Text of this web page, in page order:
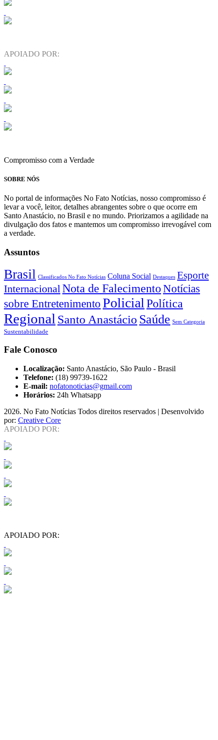
APOIADO POR:
Compromisso com a Verdade
SOBRE NÓS
No portal de informações No Fato Notícias, nosso compromisso é
levar a você, leitor, detalhes abrangentes sobre o que ocorre em
Santo Anastácio, no Brasil e no mundo. Priorizamos a agilidade na
divulgação dos fatos e mantemos um compromisso irrevogável com
a verdade.
Assuntos
Brasil Classificados No Fato Notícias Coluna Social Destaques Esporte
Internacional Nota de FalecimentoNotícias
sobre EntretenimentoPolicial Política
Regional Santo Anastácio Saúde Sem Categoria
Sustentabilidade
Fale Conosco
Localização: Santo Anastácio, São Paulo - Brasil
Telefone: (18) 99739-1622
E-mail: nofatonoticias@gmail.com
Horários: 24h Whatsapp
2026. No Fato Notícias Todos direitos reservados | Desenvolvido
por: Creative Core
APOIADO POR:
APOIADO POR: